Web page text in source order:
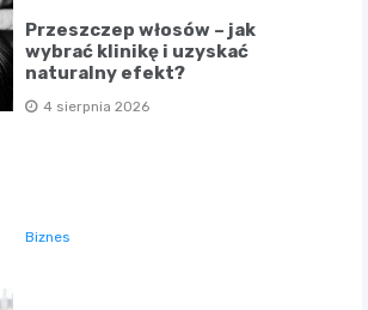
Przeszczep włosów – jak
wybrać klinikę i uzyskać
naturalny efekt?
4 sierpnia 2026
Biznes